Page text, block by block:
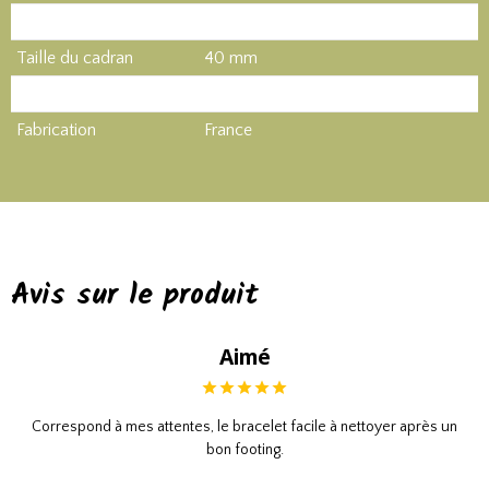
Taille du cadran
40 mm
Fabrication
France
Avis sur le produit
Aimé
Correspond à mes attentes, le bracelet facile à nettoyer après un
bon footing.